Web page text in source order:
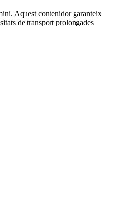
Aquest contenidor garanteix
de transport prolongades